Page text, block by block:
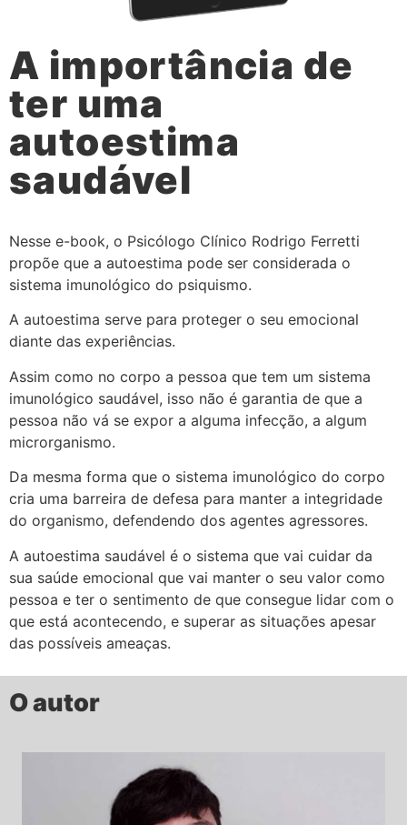
A importância de
ter uma
autoestima
saudável
Nesse e-book, o Psicólogo Clínico Rodrigo Ferretti
propõe que a autoestima pode ser considerada o
sistema imunológico do psiquismo.
A autoestima serve para proteger o seu emocional
diante das experiências.
Assim como no corpo a pessoa que tem um sistema
imunológico saudável, isso não é garantia de que a
pessoa não vá se expor a alguma infecção, a algum
microrganismo.
Da mesma forma que o sistema imunológico do corpo
cria uma barreira de defesa para manter a integridade
do organismo, defendendo dos agentes agressores.
A autoestima saudável é o sistema que vai cuidar da
sua saúde emocional que vai manter o seu valor como
pessoa e ter o sentimento de que consegue lidar com o
que está acontecendo, e superar as situações apesar
das possíveis ameaças.
O autor